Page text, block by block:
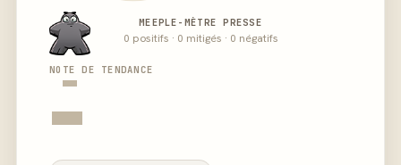
-
MEEPLE-MÈTRE PRESSE
0 positifs · 0 mitigés · 0 négatifs
NOTE DE TENDANCE
-